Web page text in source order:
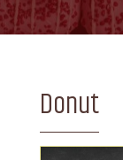
Donut